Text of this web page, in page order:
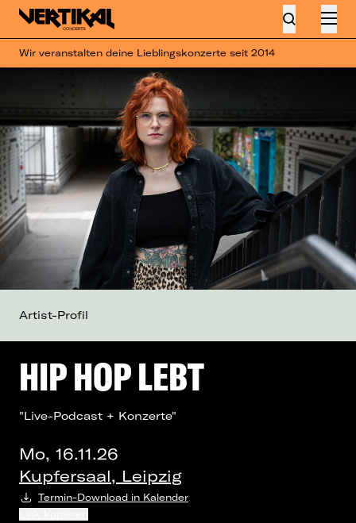
Wir veranstalten deine Lieblingskonzerte seit 2014
HIP HOP LEBT
"Live-Podcast + Konzerte"
Mo, 16.11.26
Kupfersaal, Leipzig
Termin-Download in Kalender
Artist-Profil